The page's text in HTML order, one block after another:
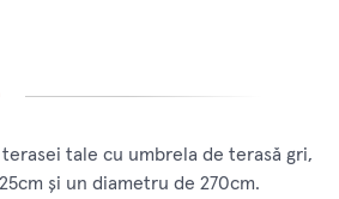
tale cu umbrela de terasă gri,
și un diametru de 270cm.